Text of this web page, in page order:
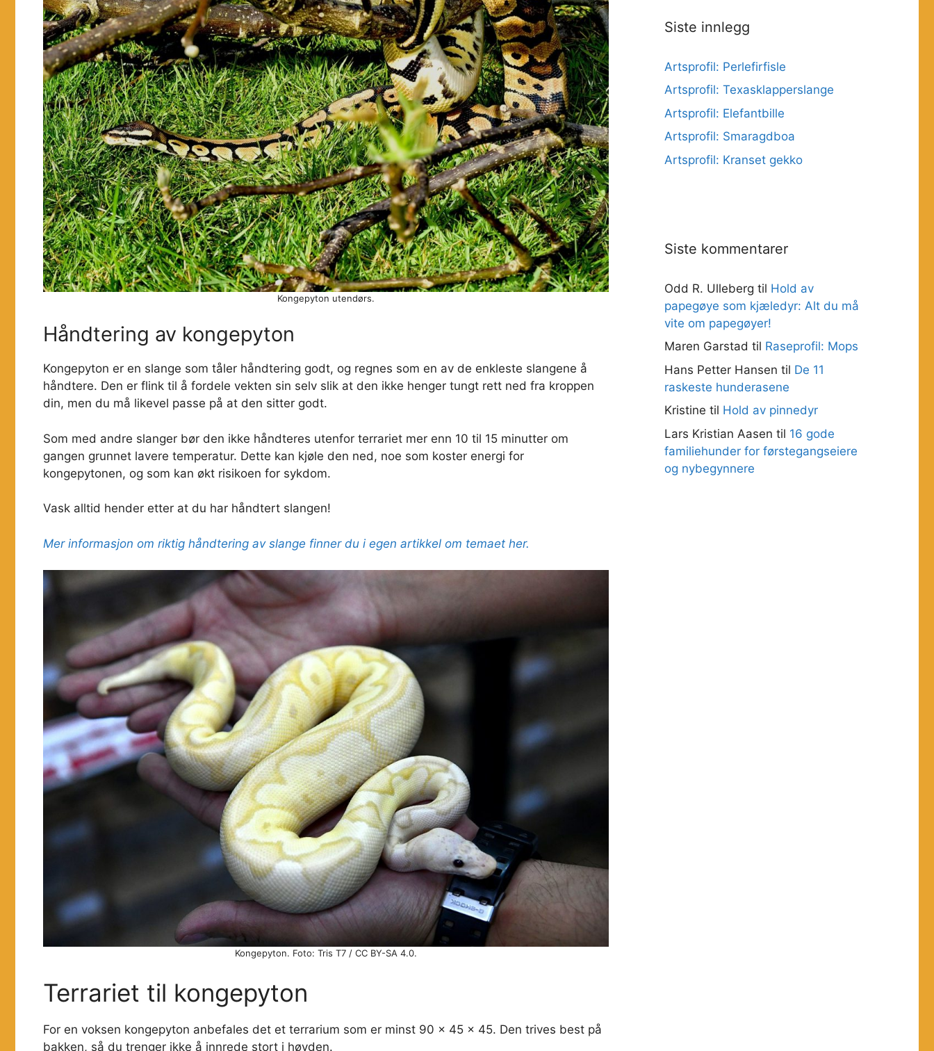
Kongepyton utendørs.
Håndtering av kongepyton
Kongepyton er en slange som tåler håndtering godt, og regnes som en av de enkleste slangene å
håndtere. Den er flink til å fordele vekten sin selv slik at den ikke henger tungt rett ned fra kroppen
din, men du må likevel passe på at den sitter godt.
Som med andre slanger bør den ikke håndteres utenfor terrariet mer enn 10 til 15 minutter om
gangen grunnet lavere temperatur. Dette kan kjøle den ned, noe som koster energi for
kongepytonen, og som kan økt risikoen for sykdom.
Vask alltid hender etter at du har håndtert slangen!
Mer informasjon om riktig håndtering av slange finner du i egen artikkel om temaet her.
Kongepyton. Foto: Tris T7 / CC BY-SA 4.0.
Terrariet til kongepyton
For en voksen kongepyton anbefales det et terrarium som er minst 90 x 45 x 45. Den trives best på
bakken, så du trenger ikke å innrede stort i høyden.
Siste innlegg
Artsprofil: Perlefirfisle
Artsprofil: Texasklapperslange
Artsprofil: Elefantbille
Artsprofil: Smaragdboa
Artsprofil: Kranset gekko
Siste kommentarer
Odd R. Ulleberg til Hold av
papegøye som kjæledyr: Alt du må
vite om papegøyer!
Maren Garstad til Raseprofil: Mops
Hans Petter Hansen til De 11
raskeste hunderasene
Kristine til Hold av pinnedyr
Lars Kristian Aasen til 16 gode
familiehunder for førstegangseiere
og nybegynnere